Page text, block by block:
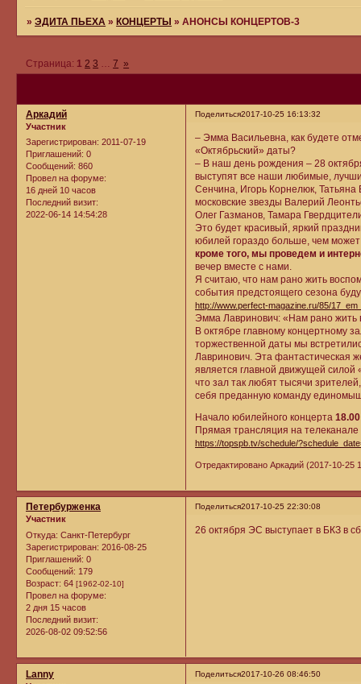
»ЭДИТА ПЬЕХА »КОНЦЕРТЫ »АНОНСЫ КОНЦЕРТОВ-3
Страница: 1 2 3 7 »
Поделиться2017-10-25 16:13:32
Аркадий
Участник
Зарегистрирован: 2011-07-19
Приглашений: 0
Сообщений: 860
Провел на форуме:
16 дней 10 часов
Последний визит:
2022-06-14 14:54:28
– Эмма Васильевна, как будете
«Октябрьский» даты?
– В наш день рождения – 28
выступят все наши любимые,
Сенчина, Игорь Корнелюк,
московские звезды Валерий
Олег Газманов, Тамара
Это будет красивый, яркий
юбилей гораздо больше, чем
кроме того, мы проведем и
вечер вместе с нами.
Я считаю, что нам рано жить
события предстоящего сезона
http://www.perfect-magazine.ru/85/
Эмма Лавринович: «Нам рано жить
В октябре главному концертному
торжественной даты мы
Лавринович. Эта фантастическая
является главной движущей силой
что зал так любят тысячи
себя преданную команду
Начало юбилейного концерта18.00
Прямая трансляция на
https://topspb.tv/schedule/
Отредактировано Аркадий (2017-10-25
Поделиться2017-10-25 22:30:08
Петербурженка
Участник
Откуда: Санкт-Петербург
Зарегистрирован: 2016-08-25
Приглашений: 0
Сообщений: 179
Возраст: 64 [1962-02-10]
Провел на форуме:
2 дня 15 часов
Последний визит:
2026-08-02 09:52:56
26 октября ЭС выступает в БКЗ в
Поделиться2017-10-26 08:46:50
Lanny